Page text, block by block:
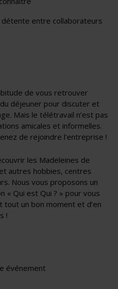
entre collaborateurs
de vous retrouver
du déjeuner pour discuter et
Mais le télétravail n’est pas
amicales et informelles.
de rejoindre l’entreprise !
les Madeleines de
autres hobbies, centres
Nous vous proposons un
« Qui est Qui ? » pour vous
un bon moment et d’en
!
événement